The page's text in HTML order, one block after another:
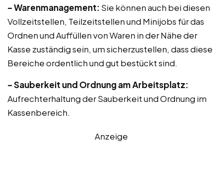
– Warenmanagement: Sie können auch bei diesen
Vollzeitstellen, Teilzeitstellen und Minijobs für das
Ordnen und Auffüllen von Waren in der Nähe der
Kasse zuständig sein, um sicherzustellen, dass diese
Bereiche ordentlich und gut bestückt sind.
– Sauberkeit und Ordnung am Arbeitsplatz:
Aufrechterhaltung der Sauberkeit und Ordnung im
Kassenbereich.
Anzeige